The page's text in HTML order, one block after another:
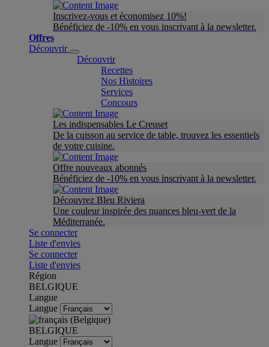
Inscrivez-vous et économisez 10%!
Bénéficiez de -10% en vous inscrivant à la newsletter.
Offres
Découvrir
Découvrir
Recettes
Nos Histoires
Services
Concours
Les indispensables Le Creuset
De la cuisson au service de table, trouvez les essentiels
de votre cuisine.
Offre nouveaux abonnés
Bénéficiez de -10% en vous inscrivant à la newsletter.
Découvrez Bleu Riviera
Une couleur inspirée des nuances bleu-vert de la
Méditerranée.
Se connecter
Liste d'envies
Se connecter
Liste d'envies
Région
BELGIQUE
Langue
Langue
BELGIQUE
Langue